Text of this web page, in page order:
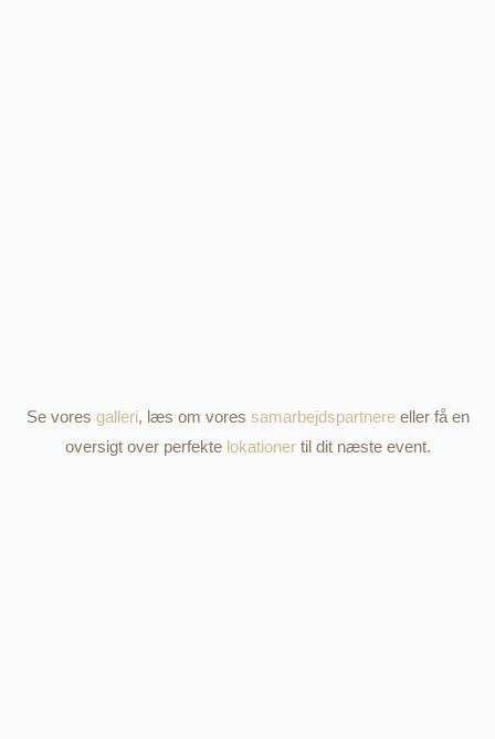
Se vores galleri, læs om vores samarbejdspartnereeller få en
oversigt over perfekte lokationertil dit næste event.